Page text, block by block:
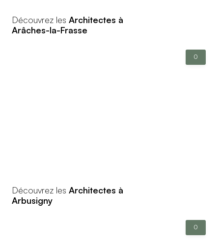
Découvrez les Architectes à
Arâches-la-Frasse
0
Découvrez les Architectes à
Arbusigny
0